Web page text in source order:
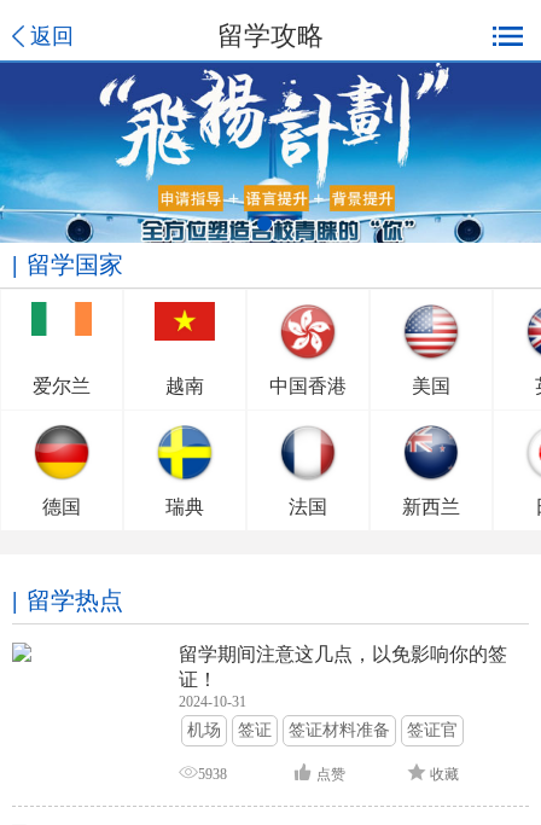
返回 留学攻略
留学国家
爱尔兰 越南 中国香港 美国
德国 瑞典 法国 新西兰
留学热点
留学期间注意这几点，以免影响你的签
证！
2024-10-31
机场 签证 签证材料准备 签证官
签证面试 签证申请攻略
5938 点赞 收藏